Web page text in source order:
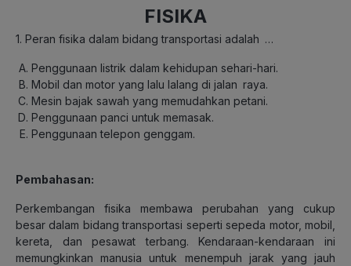
FISIKA
1. Peran fisika dalam bidang transportasi adalah …
Penggunaan listrik dalam kehidupan sehari-hari.
Mobil dan motor yang lalu lalang di jalan raya.
Mesin bajak sawah yang memudahkan petani.
Penggunaan panci untuk memasak.
Penggunaan telepon genggam.
Pembahasan:
Perkembangan fisika membawa perubahan yang cukup
besar dalam bidang transportasi seperti sepeda motor, mobil,
kereta, dan pesawat terbang. Kendaraan-kendaraan ini
memungkinkan manusia untuk menempuh jarak yang jauh